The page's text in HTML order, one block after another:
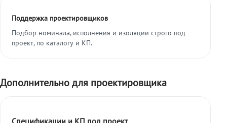
Поддержка проектировщиков
Подбор номинала, исполнения и изоляции строго под
проект, по каталогу и КП.
Дополнительно для проектировщика